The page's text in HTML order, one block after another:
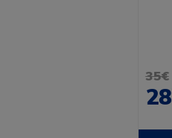
35€
28